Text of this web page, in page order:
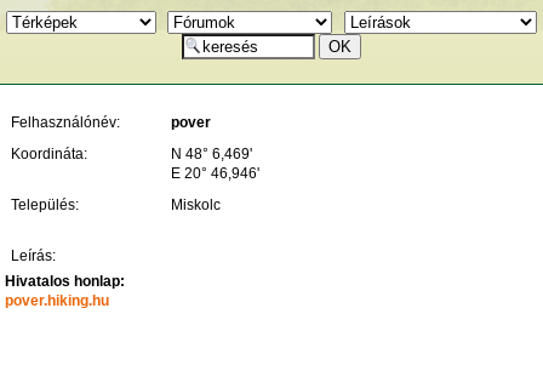
Felhasználónév:
pover
Koordináta:
N 48° 6,469'
E 20° 46,946'
Település:
Miskolc
Leírás:
Hivatalos honlap:
pover.hiking.hu